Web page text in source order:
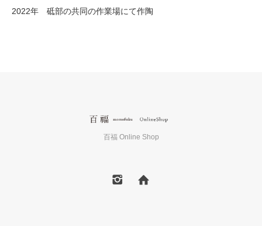
2022年 砥部の共同の作業場にて作陶
百福 Online Shop